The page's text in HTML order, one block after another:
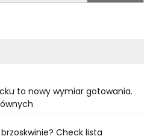
to nowy wymiar gotowania.
Check lista